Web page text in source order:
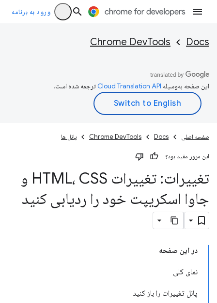
ورود به برنامه
Docs
Chrome DevTools
این صفحه به‌وسیله ترجمه شده است.
صفحه اصلی Docs
Chrome DevTools پانل ها
این مرور مفید بود؟
تغییرات: تغییرات HTML، CSS و
جاوا اسکریپت خود را ردیابی کنید
در این صفحه
نمای کلی
پانل تغییرات را باز کنید